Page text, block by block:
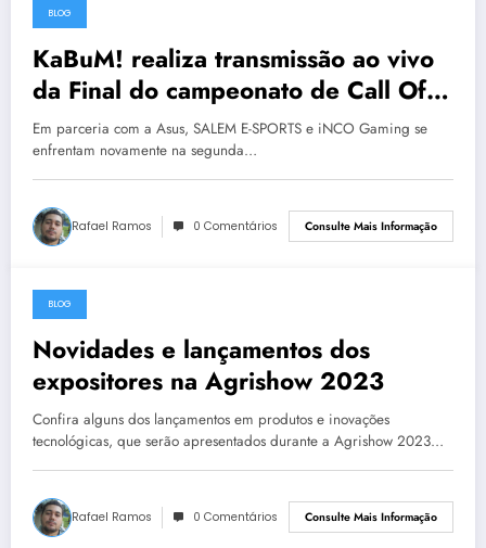
29 de abril de 2023
BLOG
KaBuM! realiza transmissão ao vivo
da Final do campeonato de Call Of
Duty Mobile com premiação de 6
000 reais
Em parceria com a Asus, SALEM E-SPORTS e iNCO Gaming se
enfrentam novamente na segunda…
Rafael Ramos 0 Comentários Consulte Mais Informação
29 de abril de 2023
BLOG
Novidades e lançamentos dos
expositores na Agrishow 2023
Confira alguns dos lançamentos em produtos e inovações
tecnológicas, que serão apresentados durante a Agrishow 2023…
Rafael Ramos 0 Comentários Consulte Mais Informação